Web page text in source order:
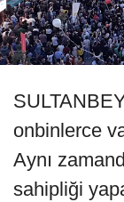
onbinlerce
Aynı
sahipliği